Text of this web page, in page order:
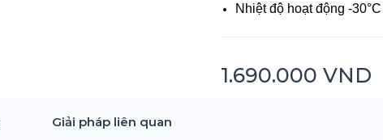
Nhiệt độ hoạt động -
1.690.000 VND
Giải pháp liên quan